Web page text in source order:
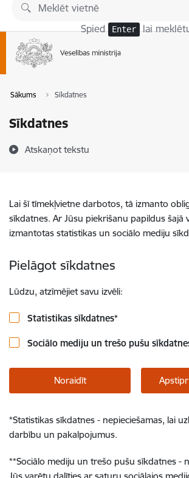
Pāriet uz lapas saturu
Spied Enter lai
Sākums Sīkdatnes
Sīkdatnes
Atskaņot tekstu
Lai šī tīmekļvietne darbotos, tā izmanto
sīkdatnes. Ar Jūsu piekrišanu papildus šajā
izmantotas statistikas un sociālo mediju
Pielāgot sīkdatnes
Lūdzu, atzīmējiet savu izvēli:
Statistikas sīkdatnes*
Sociālo mediju un trešo pušu
Noraidīt
*Statistikas sīkdatnes - nepieciešamas, lai
darbību un pakalpojumus.
**Sociālo mediju un trešo pušu sīkdatnes -